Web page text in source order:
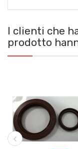
I clienti che
prodotto